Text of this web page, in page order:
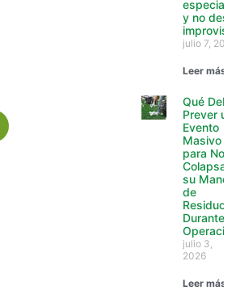
y no
julio 7, 2026
Leer más »
Qué Debe
Prever un
Evento
Masivo
para No
Colapsar
su Manejo
de
Residuos
Durante la
Operación
julio 3,
2026
Leer más »